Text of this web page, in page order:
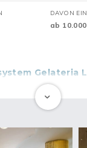
DAVON
ab
Gelateria
als
in der
Luna einen hohen
Ländern